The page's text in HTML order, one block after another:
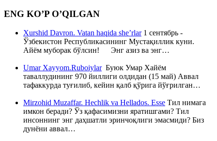
ENG KO’P O’QILGAN
Xurshid Davron. Vatan haqida she’rlar1 сентябрь -
Ўзбекистон Республикасининг Мустақиллик куни.
Айём муборак бўлсин! Энг азиз ва энг…
Umar Xayyom.RuboiylarБуюк Умар Хайём
таваллудининг 970 йиллиги олдидан (15 май) Аввал
тафаккурда туғилиб, кейин қалб қўрига йўғрилган…
Mirzohid Muzaffar. Hechlik va Hellados. Esse Тил нимага
имкон беради? Ўз қафасимизни яратишгами? Тил
инсоннинг энг даҳшатли эринчоқлиги эмасмиди? Биз
дунёни аввал…